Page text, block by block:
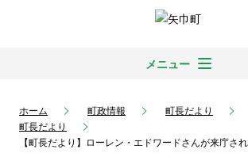
メニュー
ホーム 町政情報
町長だより
町長だより
【町長だより】ローレン・エドワードさんが来庁さ